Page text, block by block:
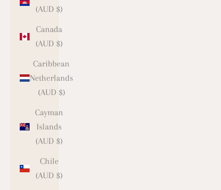
(AUD $)
Canada
(AUD $)
Caribbean
Netherlands
(AUD $)
Cayman
Islands
(AUD $)
Chile
(AUD $)